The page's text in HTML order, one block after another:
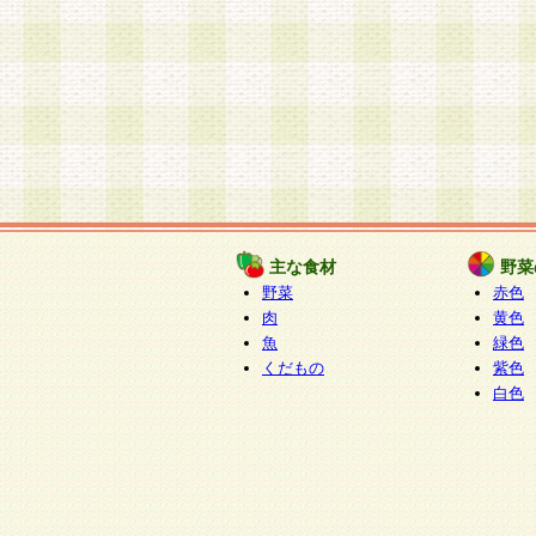
主な食材
野菜
肉
魚
くだもの
野
赤色
黄色
緑色
紫色
白色